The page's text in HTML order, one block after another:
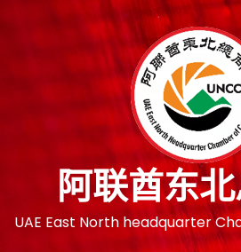
阿联酋东
UAE East North headquarter